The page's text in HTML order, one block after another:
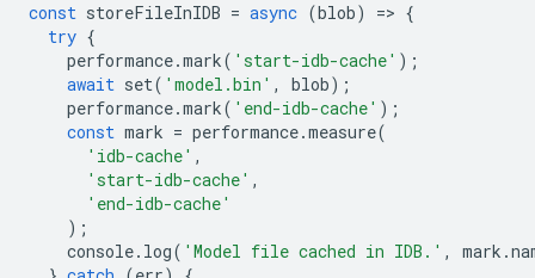
const storeFileInIDB = async (blob) => {
try {
performance.mark( 'start-idb-cache' );
await set( 'model.bin' , blob);
performance.mark( 'end-idb-cache' );
const mark = performance.measure(
'idb-cache' ,
'start-idb-cache' ,
'end-idb-cache'
);
console. log( 'Model file cached in IDB.' , mark .